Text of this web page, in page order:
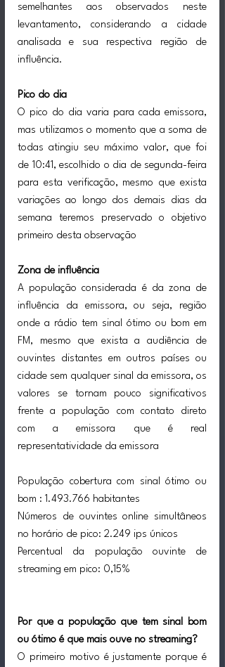
semelhantes aos observados neste
levantamento, considerando a cidade
analisada e sua respectiva região de
influência.
Pico do dia
O pico do dia varia para cada emissora,
mas utilizamos o momento que a soma de
todas atingiu seu máximo valor, que foi
de 10:41, escolhido o dia de segunda-feira
para esta verificação, mesmo que exista
variações ao longo dos demais dias da
semana teremos preservado o objetivo
primeiro desta observação
Zona de influência
A população considerada é da zona de
influência da emissora, ou seja, região
onde a rádio tem sinal ótimo ou bom em
FM, mesmo que exista a audiência de
ouvintes distantes em outros países ou
cidade sem qualquer sinal da emissora, os
valores se tornam pouco significativos
frente a população com contato direto
com a emissora que é real
representatividade da emissora
População cobertura com sinal ótimo ou
bom : 1.493.766 habitantes
Números de ouvintes online simultâneos
no horário de pico: 2.249 ips únicos
Percentual da população ouvinte de
streaming em pico: 0,15%
Por que a população que tem sinal bom
ou ótimo é que mais ouve no streaming?
O primeiro motivo é justamente porque é